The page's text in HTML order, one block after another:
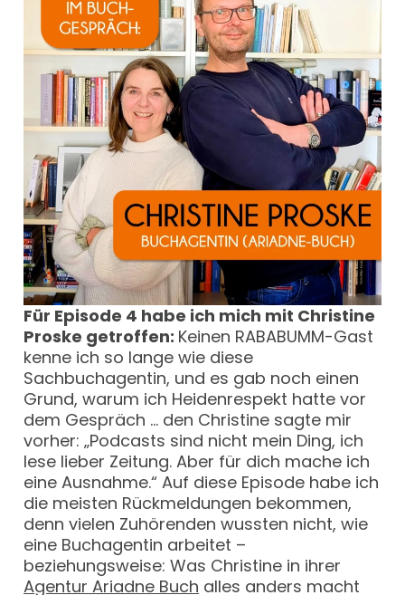
Für Episode 4 habe ich mich mit Christine
Proske getroffen: Keinen RABABUMM-Gast
kenne ich so lange wie diese
Sachbuchagentin, und es gab noch einen
Grund, warum ich Heidenrespekt hatte vor
dem Gespräch … den Christine sagte mir
vorher: „Podcasts sind nicht mein Ding, ich
lese lieber Zeitung. Aber für dich mache ich
eine Ausnahme.“ Auf diese Episode habe ich
die meisten Rückmeldungen bekommen,
denn vielen Zuhörenden wussten nicht, wie
eine Buchagentin arbeitet –
beziehungsweise: Was Christine in ihrer
Agentur Ariadne Buch alles anders macht